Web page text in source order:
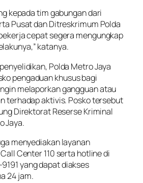
kepada tim gabungan dari
Pusat dan Ditreskrimum Polda
cepat segera mengungkap
katanya.
Polda Metro Jaya
pengaduan khusus bagi
melaporkan gangguan atau
terhadap aktivis. Posko tersebut
Direktorat Reserse Kriminal
Jaya.
menyediakan layanan
Center 110 serta hotline di
yang dapat diakses
24 jam.